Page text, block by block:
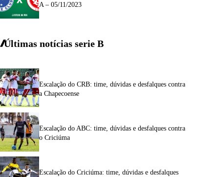
A – 05/11/2023
Últimas notícias serie B
Escalação do CRB: time, dúvidas e desfalques contra
a Chapecoense
Escalação do ABC: time, dúvidas e desfalques contra
o Criciúma
Escalação do Criciúma: time, dúvidas e desfalques